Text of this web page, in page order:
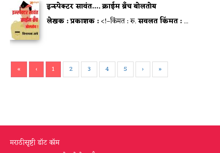
इन्स्पेक्टर सावंत…. क्राईम ब्रॅंच बोलतोय
लेखक :प्रकाशक : <!–किंमत : रु.सवलत किंमत : ...
« ‹ 1 2 3 4 5 › »
मराठीसृष्टी डॉट कॉम